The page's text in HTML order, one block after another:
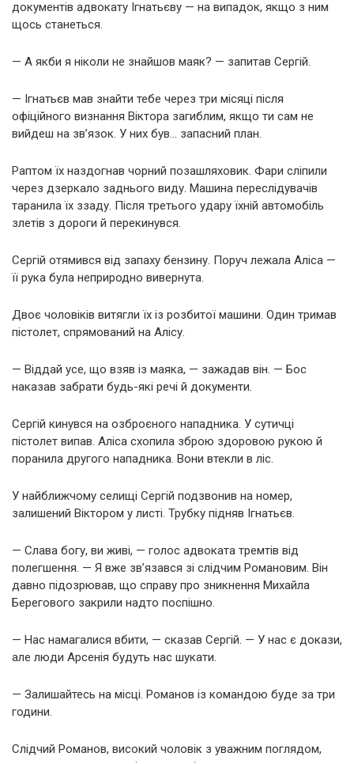
документів адвокату Ігнатьєву — на випадок, якщо з ним
щось станеться.
— А якби я ніколи не знайшов маяк? — запитав Сергій.
— Ігнатьєв мав знайти тебе через три місяці після
офіційного визнання Віктора загиблим, якщо ти сам не
вийдеш на зв’язок. У них був… запасний план.
Раптом їх наздогнав чорний позашляховик. Фари сліпили
через дзеркало заднього виду. Машина переслідувачів
таранила їх ззаду. Після третього удару їхній автомобіль
злетів з дороги й перекинувся.
Сергій отямився від запаху бензину. Поруч лежала Аліса —
її рука була неприродно вивернута.
Двоє чоловіків витягли їх із розбитої машини. Один тримав
пістолет, спрямований на Алісу.
— Віддай усе, що взяв із маяка, — зажадав він. — Бос
наказав забрати будь-які речі й документи.
Сергій кинувся на озброєного нападника. У сутичці
пістолет випав. Аліса схопила зброю здоровою рукою й
поранила другого нападника. Вони втекли в ліс.
У найближчому селищі Сергій подзвонив на номер,
залишений Віктором у листі. Трубку підняв Ігнатьєв.
— Слава богу, ви живі, — голос адвоката тремтів від
полегшення. — Я вже зв’язався зі слідчим Романовим. Він
давно підозрював, що справу про зникнення Михайла
Берегового закрили надто поспішно.
— Нас намагалися вбити, — сказав Сергій. — У нас є докази,
але люди Арсенія будуть нас шукати.
— Залишайтесь на місці. Романов із командою буде за три
години.
Слідчий Романов, високий чоловік з уважним поглядом,